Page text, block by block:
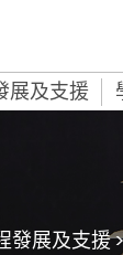
展及支援
發展及支援 >